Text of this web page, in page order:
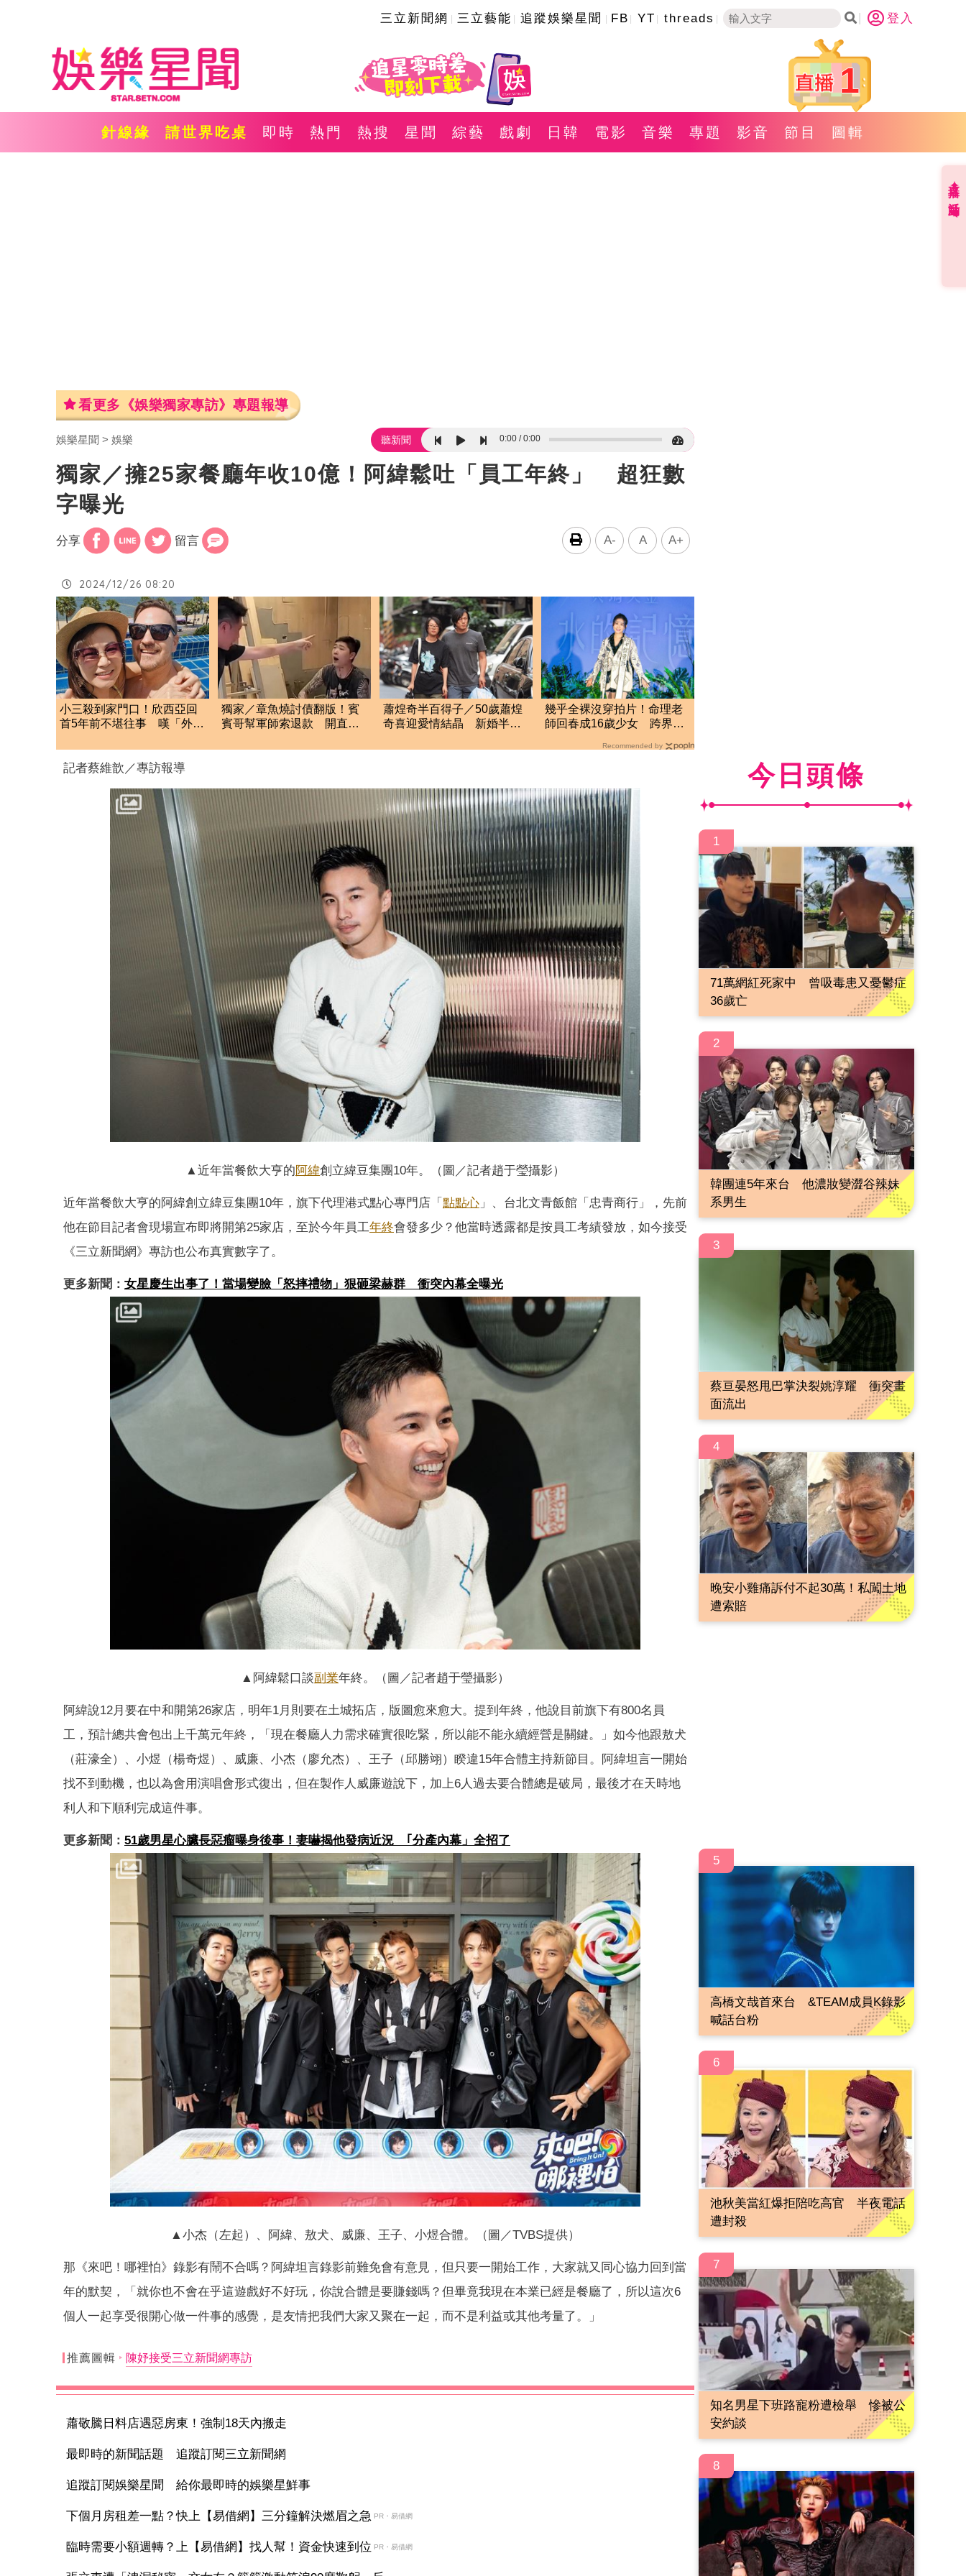
三立新聞網 三立藝能 追蹤娛樂星聞 FB YT threads 登入
1
針線緣 請世界吃桌 即時 熱門 熱搜 星聞 綜藝 戲劇 日韓 電影 音樂 專題 影音 節目 圖輯
看更多《娛樂獨家專訪》專題報導
娛樂星聞 娛樂 聽新聞 0:00 0:00
獨家／擁25家餐廳年收10億！阿緯鬆吐「員工年終」 超狂數
字曝光
分享 留言 A- A A+
2024/12/26 08:20
小三殺到家門口！欣西亞回
首5年前不堪往事 嘆「外遇
獨家／章魚燒討債翻版！賓
賓哥幫軍師索退款 開直播
蕭煌奇半百得子／50歲蕭煌
奇喜迎愛情結晶 新婚半年
幾乎全裸沒穿拍片！命理老
師回春成16歲少女 跨界飆
Recommended by
記者蔡維歆／專訪報導
▲近年當餐飲大亨的阿緯創立緯豆集團10年。（圖／記者趙于瑩攝影）
近年當餐飲大亨的阿緯創立緯豆集團10年，旗下代理港式點心專門店「 點點心 」、台北文青飯館「忠青商行」，先前
他在節目記者會現場宣布即將開第25家店，至於今年員工年終會發多少？他當時透露都是按員工考績發放，如今接受
《三立新聞網》專訪也公布真實數字了。
更多新聞： 女星慶生出事了！當場變臉「怒摔禮物」狠砸梁赫群 衝突內幕全曝光
▲阿緯鬆口談副業年終。（圖／記者趙于瑩攝影）
阿緯說12月要在中和開第26家店，明年1月則要在土城拓店，版圖愈來愈大。提到年終，他說目前旗下有800名員
工，預計總共會包出上千萬元年終，「現在餐廳人力需求確實很吃緊，所以能不能永續經營是關鍵。」如今他跟敖犬
（莊濠全）、小煜（楊奇煜）、威廉、小杰（廖允杰）、王子（邱勝翊）睽違15年合體主持新節目。阿緯坦言一開始
找不到動機，也以為會用演唱會形式復出，但在製作人威廉遊說下，加上6人過去要合體總是破局，最後才在天時地
利人和下順利完成這件事。
更多新聞： 51歲男星心臟長惡瘤曝身後事！妻嚇揭他發病近況 ｢分產內幕」全招了
▲小杰（左起）、阿緯、敖犬、威廉、王子、小煜合體。（圖／TVBS提供）
那《來吧！哪裡怕》錄影有鬧不合嗎？阿緯坦言錄影前難免會有意見，但只要一開始工作，大家就又同心協力回到當
年的默契，「就你也不會在乎這遊戲好不好玩，你說合體是要賺錢嗎？但畢竟我現在本業已經是餐廳了，所以這次6
個人一起享受很開心做一件事的感覺，是友情把我們大家又聚在一起，而不是利益或其他考量了。」
推薦圖輯 陳妤接受三立新聞網專訪
蕭敬騰日料店遇惡房東！強制18天內搬走
最即時的新聞話題 追蹤訂閱三立新聞網
追蹤訂閱娛樂星聞 給你最即時的娛樂星鮮事
下個月房租差一點？快上【易借網】三分鐘解決燃眉之急 PR・易借網
臨時需要小額週轉？上【易借網】找人幫！資金快速到位 PR・易借網
今日頭條
1
71萬網紅死家中 曾吸毒患又憂鬱症
36歲亡
2
韓團連5年來台 他濃妝變澀谷辣妹
系男生
3
蔡亘晏怒甩巴掌決裂姚淳耀 衝突畫
面流出
4
晚安小雞痛訴付不起30萬！私闖土地
遭索賠
5
高橋文哉首來台 &TEAM成員K錄影
喊話台粉
6
池秋美當紅爆拒陪吃高官 半夜電話
遭封殺
7
知名男星下班路寵粉遭檢舉 慘被公
安約談
8
直播✦活動